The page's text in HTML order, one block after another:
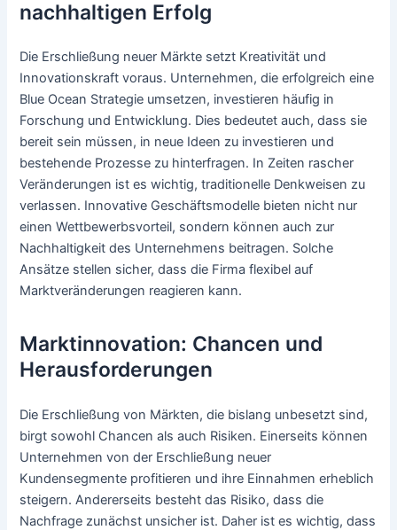
nachhaltigen Erfolg
Die Erschließung neuer Märkte setzt Kreativität und
Innovationskraft voraus. Unternehmen, die erfolgreich eine
Blue Ocean Strategie umsetzen, investieren häufig in
Forschung und Entwicklung. Dies bedeutet auch, dass sie
bereit sein müssen, in neue Ideen zu investieren und
bestehende Prozesse zu hinterfragen. In Zeiten rascher
Veränderungen ist es wichtig, traditionelle Denkweisen zu
verlassen. Innovative Geschäftsmodelle bieten nicht nur
einen Wettbewerbsvorteil, sondern können auch zur
Nachhaltigkeit des Unternehmens beitragen. Solche
Ansätze stellen sicher, dass die Firma flexibel auf
Marktveränderungen reagieren kann.
Marktinnovation: Chancen und
Herausforderungen
Die Erschließung von Märkten, die bislang unbesetzt sind,
birgt sowohl Chancen als auch Risiken. Einerseits können
Unternehmen von der Erschließung neuer
Kundensegmente profitieren und ihre Einnahmen erheblich
steigern. Andererseits besteht das Risiko, dass die
Nachfrage zunächst unsicher ist. Daher ist es wichtig, dass